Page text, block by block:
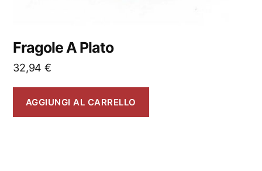
Fragole A Plato
32,94 €
AGGIUNGI AL CARRELLO